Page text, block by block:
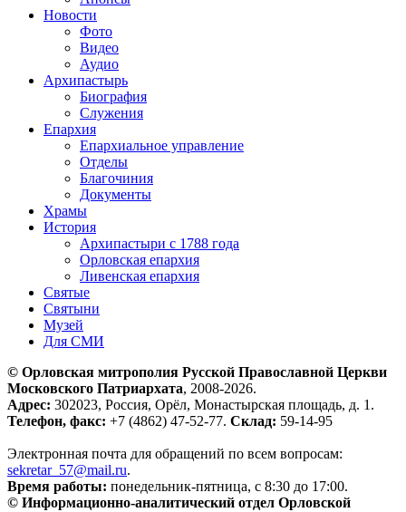
Новости
Фото
Видео
Аудио
Архипастырь
Биография
Служения
Епархия
Епархиальное управление
Отделы
Благочиния
Документы
Храмы
История
Архипастыри с 1788 года
Орловская епархия
Ливенская епархия
Святые
Святыни
Музей
Для СМИ
© Орловская митрополия Русской Православной Церкви
Московского Патриархата, 2008-2026.
Адрес: 302023, Россия, Орёл, Монастырская площадь, д. 1.
Телефон, факс: +7 (4862) 47-52-77. Склад: 59-14-95
Электронная почта для обращений по всем вопросам:
sekretar_57@mail.ru.
Время работы: понедельник-пятница, с 8:30 до 17:00.
© Информационно-аналитический отдел Орловской